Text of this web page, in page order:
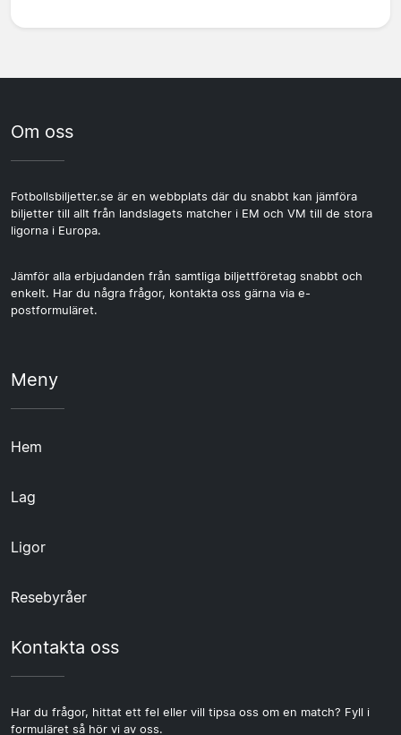
Om oss
Fotbollsbiljetter.se är en webbplats där du snabbt kan jämföra
biljetter till allt från landslagets matcher i EM och VM till de stora
ligorna i Europa.
Jämför alla erbjudanden från samtliga biljettföretag snabbt och
enkelt. Har du några frågor, kontakta oss gärna via e-
postformuläret.
Meny
Hem
Lag
Ligor
Resebyråer
Kontakta oss
Har du frågor, hittat ett fel eller vill tipsa oss om en match? Fyll i
formuläret så hör vi av oss.